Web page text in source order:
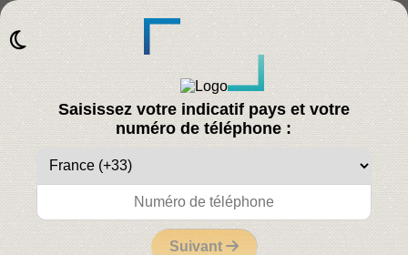
Saisissez votre indicatif pays et votre
numéro de téléphone :
Suivant